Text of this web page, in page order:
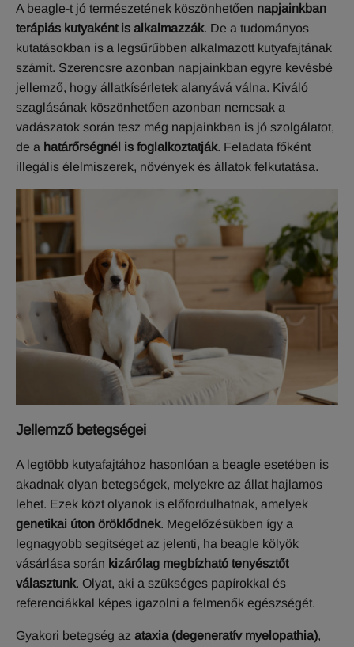
A beagle-t jó természetének köszönhetően napjainkban
terápiás kutyaként is alkalmazzák. De a tudományos
kutatásokban is a legsűrűbben alkalmazott kutyafajtának
számít. Szerencsre azonban napjainkban egyre kevésbé
jellemző, hogy állatkísérletek alanyává válna. Kiváló
szaglásának köszönhetően azonban nemcsak a
vadászatok során tesz még napjainkban is jó szolgálatot,
de a határőrségnél is foglalkoztatják. Feladata főként
illegális élelmiszerek, növények és állatok felkutatása.
Jellemző betegségei
A legtöbb kutyafajtához hasonlóan a beagle esetében is
akadnak olyan betegségek, melyekre az állat hajlamos
lehet. Ezek közt olyanok is előfordulhatnak, amelyek
genetikai úton öröklődnek. Megelőzésükben így a
legnagyobb segítséget az jelenti, ha beagle kölyök
vásárlása során kizárólag megbízható tenyésztőt
választunk. Olyat, aki a szükséges papírokkal és
referenciákkal képes igazolni a felmenők egészségét.
Gyakori betegség az ataxia (degeneratív myelopathia),